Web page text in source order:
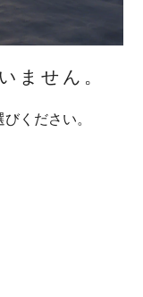
ません。
ください。